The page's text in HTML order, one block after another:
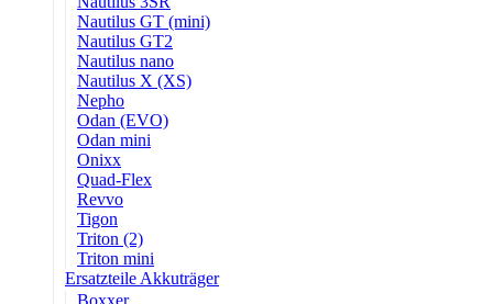
Nautilus GT (mini)
Nautilus GT2
Nautilus nano
Nautilus X (XS)
Nepho
Odan (EVO)
Odan mini
Onixx
Quad-Flex
Revvo
Tigon
Triton (2)
Triton mini
Ersatzteile Akkuträger
Boxxer